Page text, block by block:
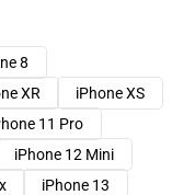
8
XR
iPhone XS
11 Pro
iPhone 12 Mini
iPhone 13